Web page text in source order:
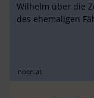
Wilhelm über die
des ehemaligen
noen.at